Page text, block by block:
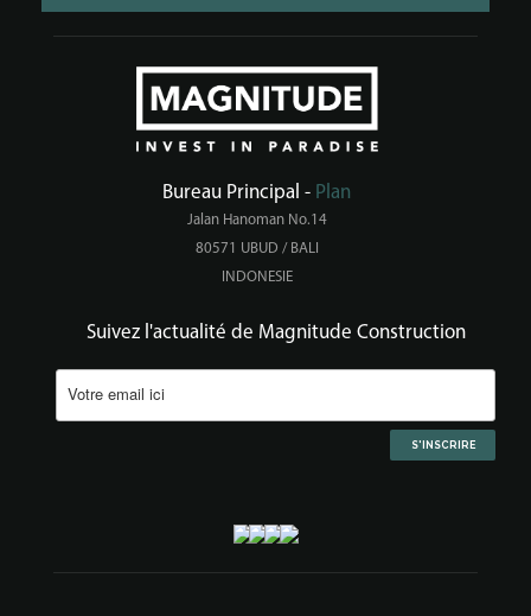
Bureau Principal - Plan
Jalan Hanoman No.14
80571 UBUD / BALI
INDONESIE
Suivez l'actualité de Magnitude Construction